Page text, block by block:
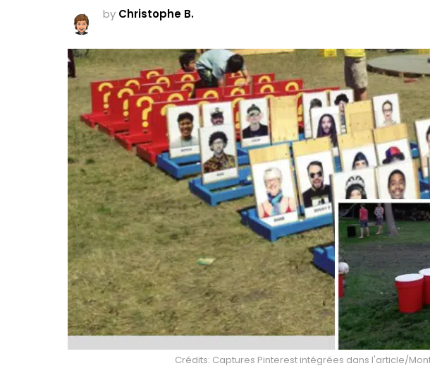
by Christophe B.
Crédits: Captures Pinterest intégrées dans l'article/